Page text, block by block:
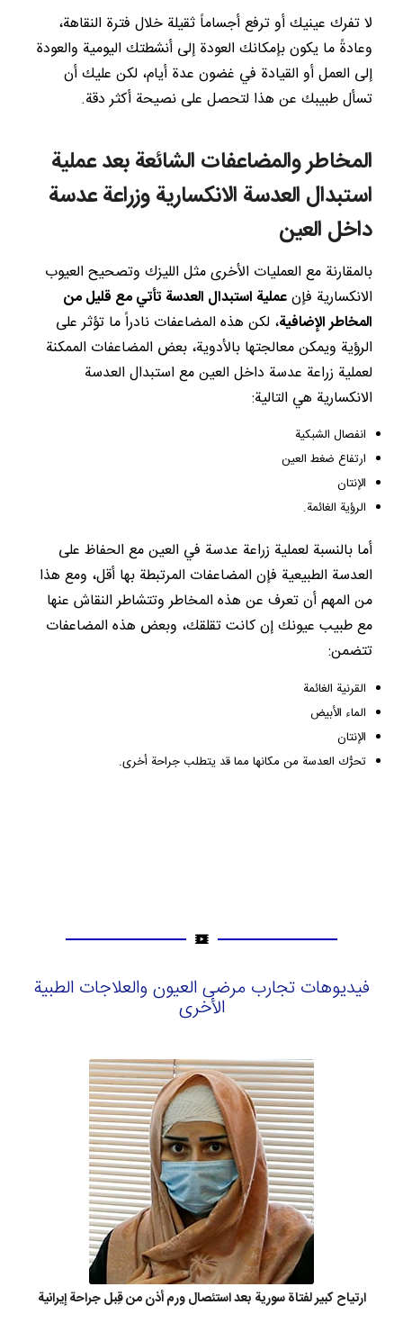
لا تفرك عينيك أو ترفع أجساماً ثقيلة خلال فترة النقاهة،
وعادةً ما يكون بإمكانك العودة إلى أنشطتك اليومية والعودة
إلى العمل أو القيادة في غضون عدة أيام، لكن عليك أن
تسأل طبيبك عن هذا لتحصل على نصيحة أكثر دقة.
المخاطر والمضاعفات الشائعة بعد عملية
استبدال العدسة الانكسارية وزراعة عدسة
داخل العين
بالمقارنة مع العمليات الأخرى مثل الليزك وتصحيح العيوب
الانكسارية فإنعملية استبدال العدسة تأتي مع قليل من
المخاطر الإضافية، لكن هذه المضاعفات نادراً ما تؤثر على
الرؤية ويمكن معالجتها بالأدوية، بعض المضاعفات الممكنة
لعملية زراعة عدسة داخل العين مع استبدال العدسة
الانكسارية هي التالية:
انفصال الشبكية
ارتفاع ضغط العين
الإنتان
الرؤية الغائمة.
أما بالنسبة لعملية زراعة عدسة في العين مع الحفاظ على
العدسة الطبيعية فإن المضاعفات المرتبطة بها أقل، ومع هذا
من المهم أن تعرف عن هذه المخاطر وتتشاطر النقاش عنها
مع طبيب عيونك إن كانت تقلقك، وبعض هذه المضاعفات
تتضمن:
القرنية الغائمة
الماء الأبيض
الإنتان
تحرُّك العدسة من مكانها مما قد يتطلب جراحة أخرى.
فيديوهات تجارب مرضى العيون والعلاجات الطبية
الأخرى
ارتياح كبير لفتاة سورية بعد استئصال ورم أذن من قِبل جراحة إيرانية